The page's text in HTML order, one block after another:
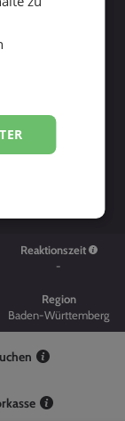
Reaktionszeit
-
Region
Baden-Württemberg